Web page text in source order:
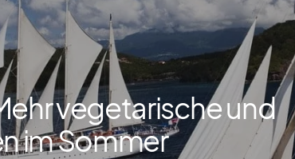
vegetarische und
im Sommer